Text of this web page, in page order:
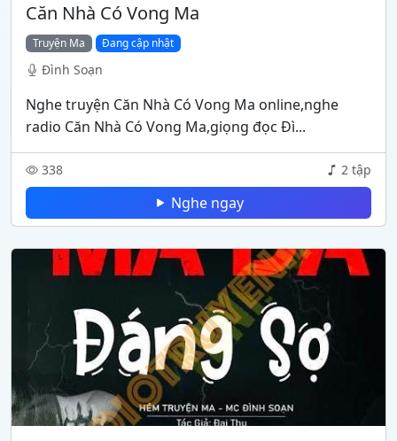
Căn Nhà Có Vong Ma
Truyện Ma Đang cập nhật
Đình Soạn
Nghe truyện Căn Nhà Có Vong Ma online,nghe
radio Căn Nhà Có Vong Ma,giọng đọc Đì...
338 2 tập
Nghe ngay